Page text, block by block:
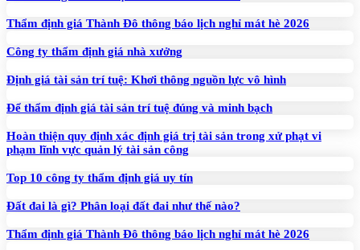
Thẩm định giá Thành Đô thông báo lịch nghỉ mát hè 2026
Công ty thẩm định giá nhà xưởng
Định giá tài sản trí tuệ: Khơi thông nguồn lực vô hình
Để thẩm định giá tài sản trí tuệ đúng và minh bạch
Hoàn thiện quy định xác định giá trị tài sản trong xử phạt vi
phạm lĩnh vực quản lý tài sản công
Top 10 công ty thẩm định giá uy tín
Đất đai là gì? Phân loại đất đai như thế nào?
Thẩm định giá Thành Đô thông báo lịch nghỉ mát hè 2026